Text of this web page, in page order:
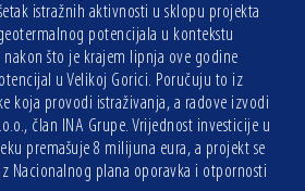
istražnih aktivnosti u sklopu projekta
potencijala u kontekstu
što je krajem lipnja ove godine
u Velikoj Gorici. Poručuju to iz
koja provodi istraživanja, a radove izvodi
član INA Grupe. Vrijednost investicije u
premašuje 8 milijuna eura, a projekt se
Nacionalnog plana oporavka i otpornosti